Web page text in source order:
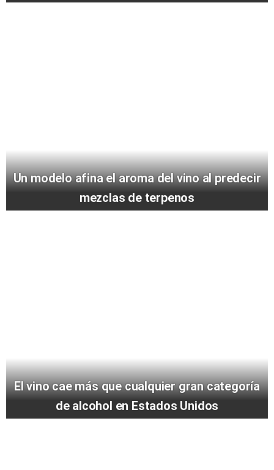
Un modelo afina el aroma del vino al predecir
mezclas de terpenos
El vino cae más que cualquier gran categoría
de alcohol en Estados Unidos